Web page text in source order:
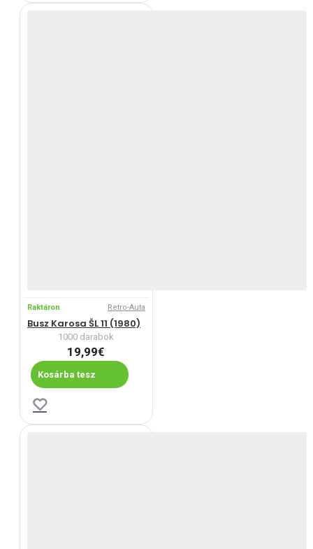
Raktáron Retro-Auta
Busz Karosa ŠL 11 (1980)
1000 darabok
19,99€
Kosárba tesz